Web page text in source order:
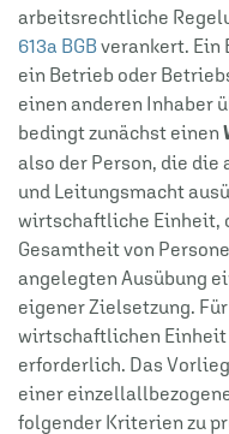
arbeitsrechtliche
613a BGBverankert. Ein
ein Betrieb oder
einen anderen Inhaber
bedingt zunächst einen
also der Person, die
und Leitungsmacht
wirtschaftliche Einheit,
Gesamtheit von
angelegten Ausübung
eigener Zielsetzung.
wirtschaftlichen
erforderlich. Das
einer
folgender Kriterien zu